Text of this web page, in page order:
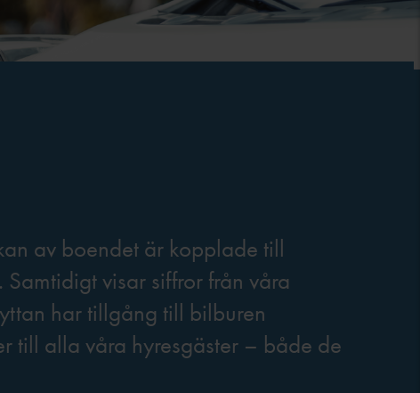
av boendet är kopplade till
visar siffror från våra
har tillgång till bilburen
till alla våra hyresgäster – både de